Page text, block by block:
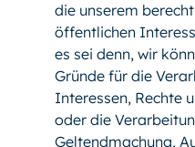
die unserem
öffentlichen
es sei denn, wir
Gründe für die
Interessen, Rechte
oder die
Geltendmachung,